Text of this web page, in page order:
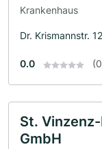
Krankenhaus
Dr. Krismannstr.
0.0
St.
GmbH